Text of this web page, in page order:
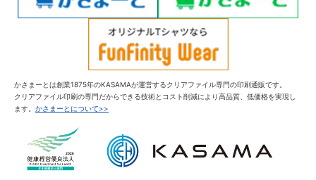
かさまーとは創業1875年のKASAMAが運営するクリアファイル専門の印刷通販です。
クリアファイル印刷の専門だからできる技術とコスト削減により高品質、低価格を実現し
ます。 かさまーとについて>>